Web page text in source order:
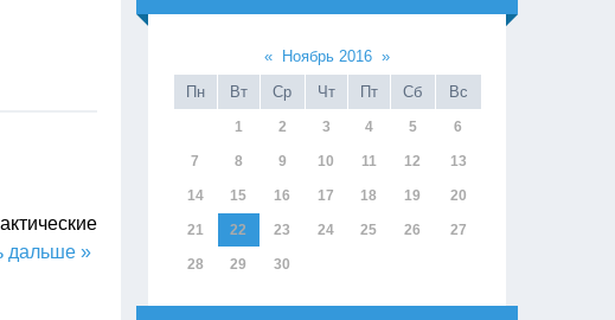
дальше »
« Ноябрь 2016 »
Пн
Вт Ср Чт Пт Сб Вс
1 2 3 4 5 6
7 8 9 10 11 12 13
14 15 16 17 18 19 20
21 22 23 24 25 26 27
28 29 30